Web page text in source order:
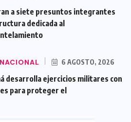
a siete presuntos integrantes
dedicada al
6 AGOSTO, 2026
desarrolla ejercicios militares con
para proteger el